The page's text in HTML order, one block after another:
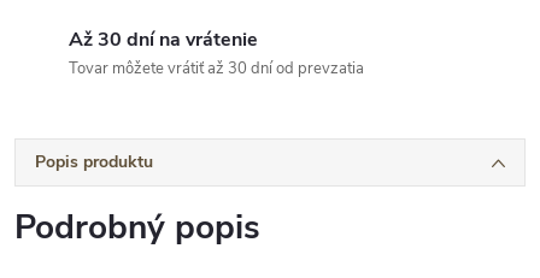
Až 30 dní na vrátenie
Tovar môžete vrátiť až 30 dní od prevzatia
Popis produktu
Podrobný popis